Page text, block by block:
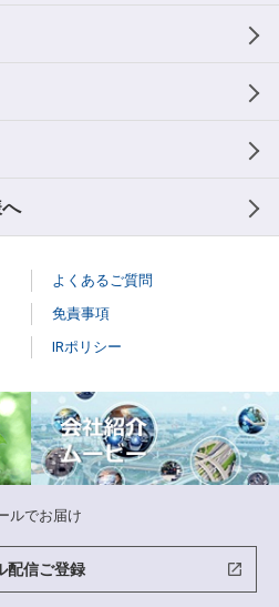
よくあるご質問
免責事項
IRポリシー
配信ご登録
ルでお届け